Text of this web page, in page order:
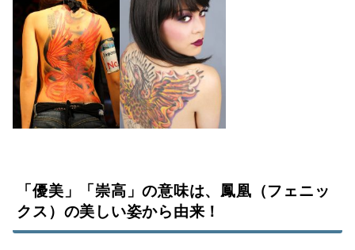
「優美」「崇高」の意味は、鳳凰（フェニッ
クス）の美しい姿から由来！